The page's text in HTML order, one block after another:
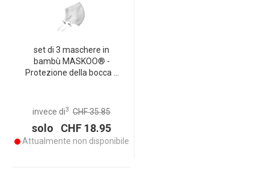
set di 3 maschere in
bambù MASKOO® -
Protezione della bocca e
indossare, lavabili ed
comfort
invece di3 CHF 35.85
solo CHF 18.95
Attualmente non disponibile